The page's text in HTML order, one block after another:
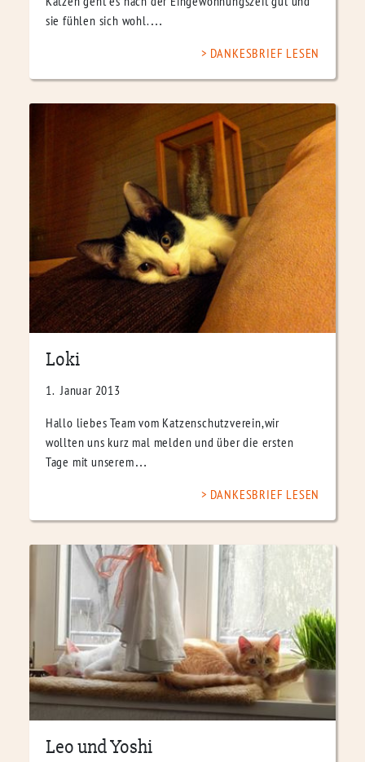
sie fühlen sich wohl.…
DANKESBRIEF LESEN
Loki
1. Januar 2013
Hallo liebes Team vom Katzenschutzverein,wir
wollten uns kurz mal melden und über die ersten
Tage mit unserem…
DANKESBRIEF LESEN
Leo und Yoshi